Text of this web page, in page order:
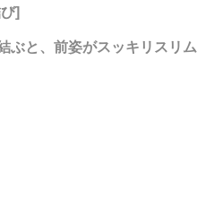
]
ぶと、前姿がスッキリスリム